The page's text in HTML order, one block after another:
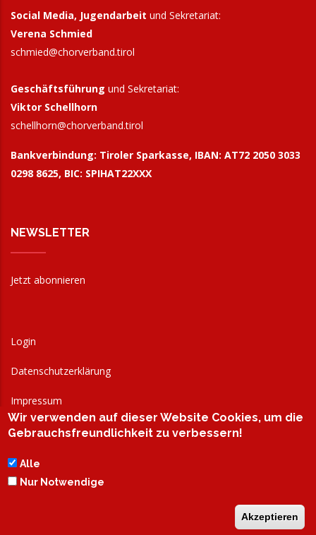
Social Media, Jugendarbeit und Sekretariat:
Verena Schmied
schmied@chorverband.tirol
Geschäftsführung und Sekretariat:
Viktor Schellhorn
schellhorn@chorverband.tirol
Bankverbindung: Tiroler Sparkasse, IBAN: AT72 2050 3033
0298 8625, BIC: SPIHAT22XXX
NEWSLETTER
Jetzt abonnieren
Login
Datenschutzerklärung
Impressum
AGB
Wir verwenden auf dieser Website Cookies, um die
Gebrauchsfreundlichkeit zu verbessern!
Alle
Nur Notwendige
Akzeptieren